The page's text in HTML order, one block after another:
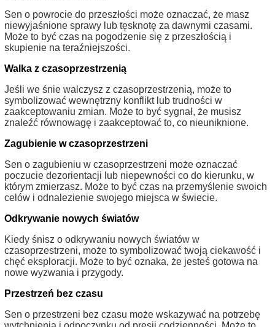
Sen o powrocie do przeszłości może oznaczać, że masz
niewyjaśnione sprawy lub tęsknotę za dawnymi czasami.
Może to być czas na pogodzenie się z przeszłością i
skupienie na teraźniejszości.
Walka z czasoprzestrzenią
Jeśli we śnie walczysz z czasoprzestrzenią, może to
symbolizować wewnętrzny konflikt lub trudności w
zaakceptowaniu zmian. Może to być sygnał, że musisz
znaleźć równowagę i zaakceptować to, co nieuniknione.
Zagubienie w czasoprzestrzeni
Sen o zagubieniu w czasoprzestrzeni może oznaczać
poczucie dezorientacji lub niepewności co do kierunku, w
którym zmierzasz. Może to być czas na przemyślenie swoich
celów i odnalezienie swojego miejsca w świecie.
Odkrywanie nowych światów
Kiedy śnisz o odkrywaniu nowych światów w
czasoprzestrzeni, może to symbolizować twoją ciekawość i
chęć eksploracji. Może to być oznaka, że jesteś gotowa na
nowe wyzwania i przygody.
Przestrzeń bez czasu
Sen o przestrzeni bez czasu może wskazywać na potrzebę